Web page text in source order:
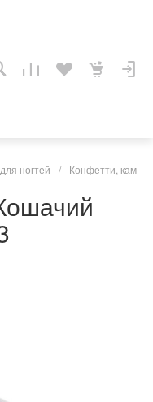
ногтей / Конфетти,